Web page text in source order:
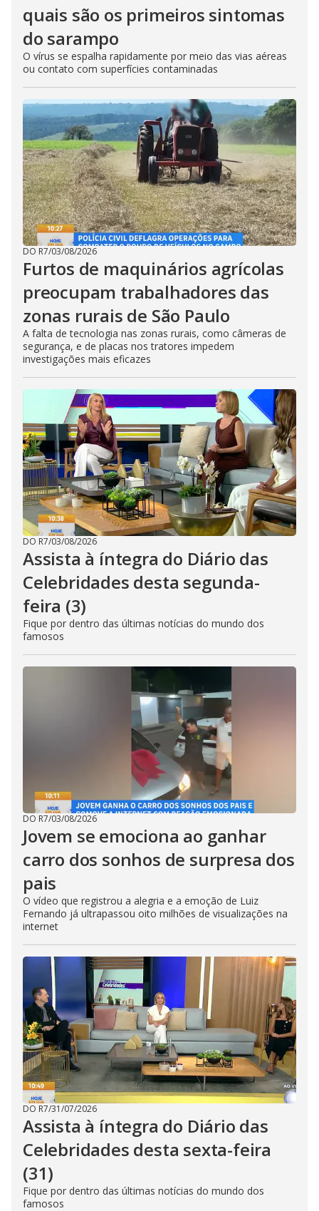
quais são os primeiros sintomas
do sarampo
O vírus se espalha rapidamente por meio das vias aéreas
ou contato com superfícies contaminadas
DO R7/03/08/2026
Furtos de maquinários agrícolas
preocupam trabalhadores das
zonas rurais de São Paulo
A falta de tecnologia nas zonas rurais, como câmeras de
segurança, e de placas nos tratores impedem
investigações mais eficazes
DO R7/03/08/2026
Assista à íntegra do Diário das
Celebridades desta segunda-
feira (3)
Fique por dentro das últimas notícias do mundo dos
famosos
DO R7/03/08/2026
Jovem se emociona ao ganhar
carro dos sonhos de surpresa dos
pais
O vídeo que registrou a alegria e a emoção de Luiz
Fernando já ultrapassou oito milhões de visualizações na
internet
DO R7/31/07/2026
Assista à íntegra do Diário das
Celebridades desta sexta-feira
(31)
Fique por dentro das últimas notícias do mundo dos
famosos